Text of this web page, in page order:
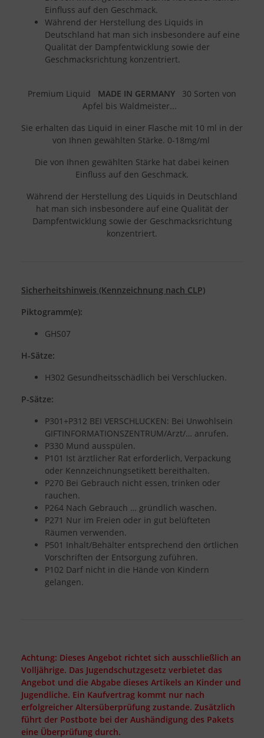
Einfluss auf den Geschmack.
Während der Herstellung des Liquids in
Deutschland hat man sich insbesondere auf eine
Qualität der Dampfentwicklung sowie der
Geschmacksrichtung konzentriert.
Premium Liquid MADE IN GERMANY 30 Sorten von
Apfel bis Waldmeister...
Sie erhalten das Liquid in einer Flasche mit 10 ml in der
von Ihnen gewählten Stärke. 0-18mg/ml
Die von Ihnen gewählten Stärke hat dabei keinen
Einfluss auf den Geschmack.
Während der Herstellung des Liquids in Deutschland
hat man sich insbesondere auf eine Qualität der
Dampfentwicklung sowie der Geschmacksrichtung
konzentriert.
Sicherheitshinweis (Kennzeichnung nach CLP)
Piktogramm(e):
GHS07
H-Sätze:
H302 Gesundheitsschädlich bei Verschlucken.
P-Sätze:
P301+P312 BEI VERSCHLUCKEN: Bei Unwohlsein
GIFTINFORMATIONSZENTRUM/Arzt/… anrufen.
P330 Mund ausspülen.
P101 Ist ärztlicher Rat erforderlich, Verpackung
oder Kennzeichnungsetikett bereithalten.
P270 Bei Gebrauch nicht essen, trinken oder
rauchen.
P264 Nach Gebrauch … gründlich waschen.
P271 Nur im Freien oder in gut belüfteten
Räumen verwenden.
P501 Inhalt/Behälter entsprechend den örtlichen
Vorschriften der Entsorgung zuführen.
P102 Darf nicht in die Hände von Kindern
gelangen.
Achtung: Dieses Angebot richtet sich ausschließlich an
Volljährige. Das Jugendschutzgesetz verbietet das
Angebot und die Abgabe dieses Artikels an Kinder und
Jugendliche. Ein Kaufvertrag kommt nur nach
erfolgreicher Altersüberprüfung zustande. Zusätzlich
führt der Postbote bei der Aushändigung des Pakets
eine Überprüfung durch.